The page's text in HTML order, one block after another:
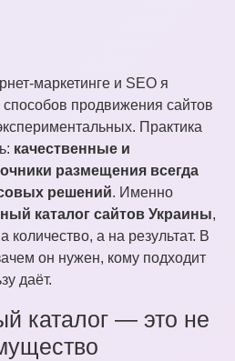
маркетинге и SEO я
продвижения сайтов
Практика
качественные и
размещения всегда
решений. Именно
каталог сайтов Украины,
а на результат. В
он нужен, кому подходит
даёт.
каталог — это не